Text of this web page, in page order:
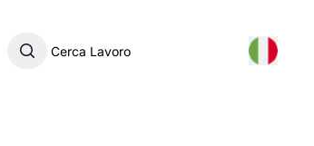
Cerca Lavoro